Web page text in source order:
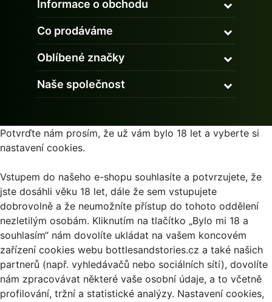
Informace o obchodu
Co prodáváme
Oblíbené značky
Naše společnost
Potvrďte nám prosím, že už vám bylo 18 let a vyberte si
nastavení cookies.
Vstupem do našeho e-shopu souhlasíte a potvrzujete, že
jste dosáhli věku 18 let, dále že sem vstupujete
dobrovolně a že neumožníte přístup do tohoto oddělení
nezletilým osobám. Kliknutím na tlačítko „Bylo mi 18 a
souhlasím“ nám dovolíte ukládat na vašem koncovém
zařízení cookies webu bottlesandstories.cz a také našich
partnerů (např. vyhledávačů nebo sociálních sítí), dovolíte
nám zpracovávat některé vaše osobní údaje, a to včetně
profilování, tržní a statistické analýzy. Nastavení cookies,